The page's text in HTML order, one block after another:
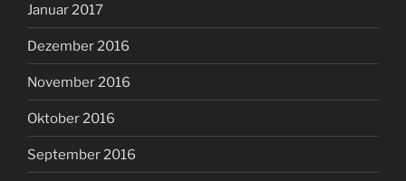
Januar 2017
Dezember 2016
November 2016
Oktober 2016
September 2016